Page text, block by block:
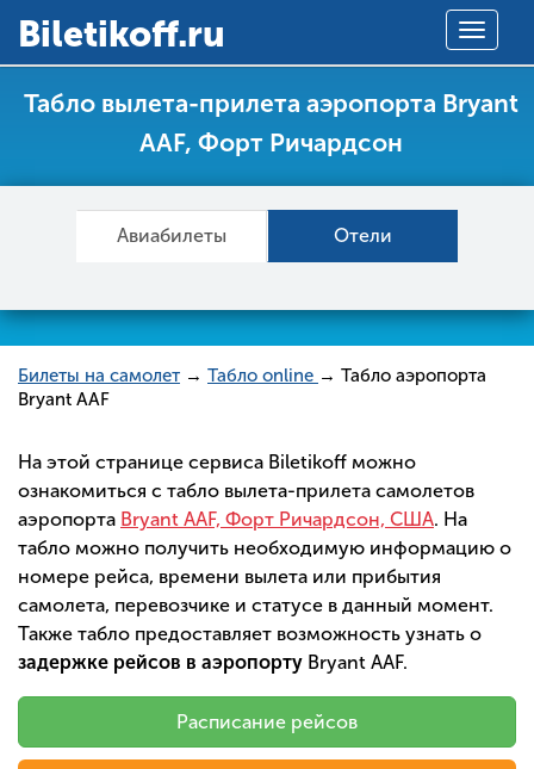
Toggle
Вiletikoff.ru
Табло вылета-прилета аэропорта Bryant
AAF, Форт Ричардсон
Авиабилеты Отели
Билеты на самолет → Табло online → Табло аэропорта
Bryant AAF
На этой странице сервиса Biletikoff можно
ознакомиться с табло вылета-прилета самолетов
аэропорта Bryant AAF, Форт Ричардсон, США. На
табло можно получить необходимую информацию о
номере рейса, времени вылета или прибытия
самолета, перевозчике и статусе в данный момент.
Также табло предоставляет возможность узнать о
задержке рейсов в аэропорту Bryant AAF.
Расписание рейсов